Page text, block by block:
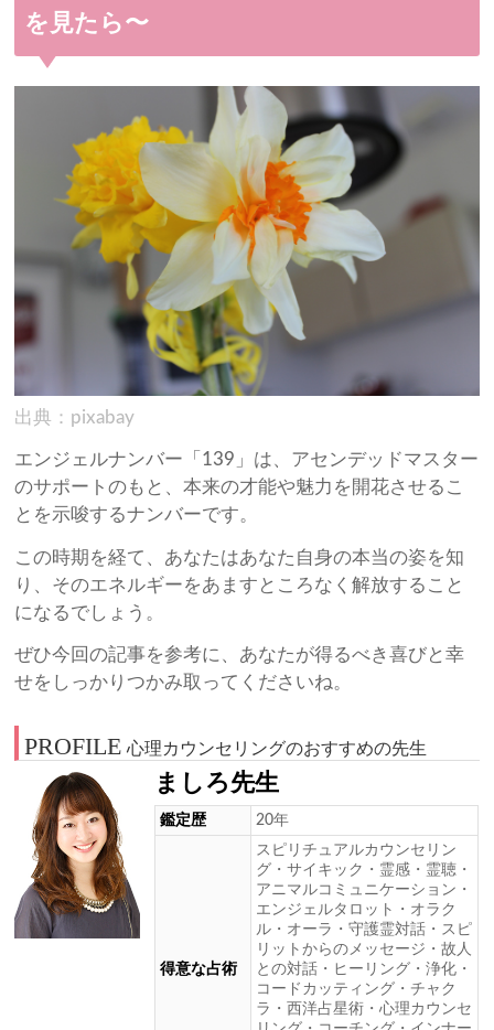
を見たら〜
出典：pixabay
エンジェルナンバー「139」は、アセンデッドマスター
のサポートのもと、本来の才能や魅力を開花させるこ
とを示唆するナンバーです。
この時期を経て、あなたはあなた自身の本当の姿を知
り、そのエネルギーをあますところなく解放すること
になるでしょう。
ぜひ今回の記事を参考に、あなたが得るべき喜びと幸
せをしっかりつかみ取ってくださいね。
PROFILE 心理カウンセリングのおすすめの先生
ましろ先生
鑑定歴 20年
得意な占術
スピリチュアルカウンセリン
グ・サイキック・霊感・霊聴・
アニマルコミュニケーション・
エンジェルタロット・オラク
ル・オーラ・守護霊対話・スピ
リットからのメッセージ・故人
との対話・ヒーリング・浄化・
コードカッティング・チャク
ラ・西洋占星術・心理カウンセ